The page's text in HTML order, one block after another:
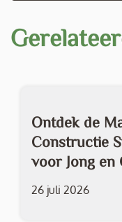
Ontdek de
Constructie
voor Jong en
26 juli 2026